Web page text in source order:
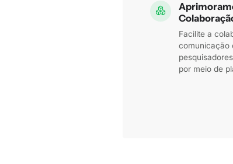
Facilite a
comunicação
por meio de